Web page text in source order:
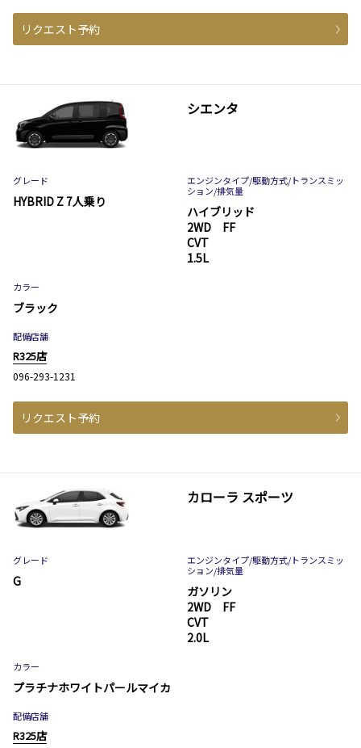
リクエスト予約
シエンタ
グレード
HYBRID Z 7人乗り
エンジンタイプ/駆動方式/トランスミッ
ション/排気量
ハイブリッド
2WD FF
CVT
1.5L
カラー
ブラック
配備店舗
R325店
096-293-1231
リクエスト予約
カローラ スポーツ
グレード
G
エンジンタイプ/駆動方式/トランスミッ
ション/排気量
ガソリン
2WD FF
CVT
2.0L
カラー
プラチナホワイトパールマイカ
配備店舗
R325店